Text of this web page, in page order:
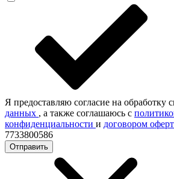
Я предоставляю согласие на обработку
данных , а также соглашаюсь с
конфиденциальности и договором
7733800586
Отправить